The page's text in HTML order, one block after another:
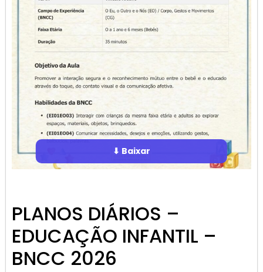
⬇ Baixar
PLANOS DIÁRIOS –
EDUCAÇÃO INFANTIL –
BNCC 2026